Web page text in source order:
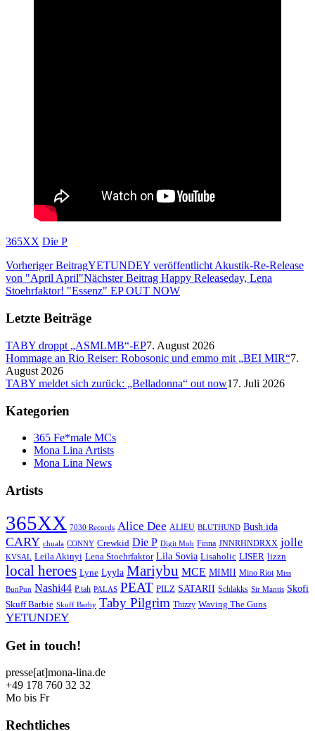
365XX Die P
Vorheriger BeitragYETUNDEY veröffentlicht Akustik-Re-Release
von "April April"Nächster Beitrag Happy Releaseday, Lena
Stoehrfaktor! "Essenz" EP OUT NOW
Letzte Beiträge
TABY droppt „ASMLMB“-EP7. August 2026
Hommage an Rio Reiser: Robosonic und emmo mit „BEI MIR“7.
August 2026
TABY meldet sich zurück: „Belladonna“ out now17. Juli 2026
Kategorien
365 Fe*male MCs
Mona Lina Artists
Mona Lina News
Artists
365XX 7030 Records Alice Dee ALIEU BLUTHUND Bush.ida
CARY chuala CONNY Crewkid Die P Digit Mob Finna JNNRHNDRXX jolle
KVSAL Leila Akinyi Lena Stoehrfaktor Lila Sovia Lisaholic LISER lizzn
local heroes Lyne Lyyla Mariybu MCE MIMII Mino Riot Miss
BunPun Nashi44 P.tah PALAS PEAT PILZ SATARII Schlakks Sir Mantis Skofi
Skuff Barbie Skuff Barby Taby Pilgrim Thizzy Waving The Guns
YETUNDEY
Get in touch!
presse[at]mona-lina.de
+49 178 760 32 32
Mo bis Fr
Rechtliches